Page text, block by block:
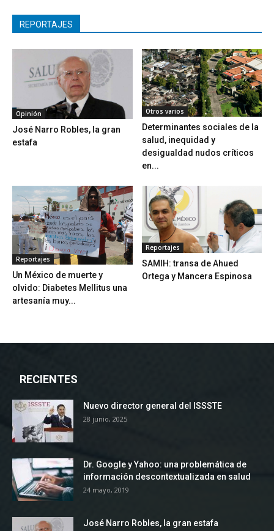
REPORTAJES
Opinión
José Narro Robles, la gran
estafa
Otros varios
Determinantes sociales de la
salud, inequidad y
desigualdad nudos críticos
en...
Reportajes
Un México de muerte y
olvido: Diabetes Mellitus una
artesanía muy...
Reportajes
SAMIH: transa de Ahued
Ortega y Mancera Espinosa
RECIENTES
Nuevo director general del ISSSTE
28 junio, 2025
Dr. Google y Yahoo: una problemática de
información descontextualizada en salud
24 mayo, 2019
José Narro Robles, la gran estafa